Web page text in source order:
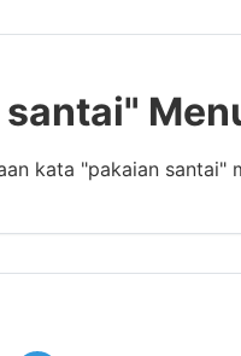
kata "pakaian santai"